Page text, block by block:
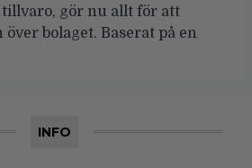
gör nu allt för att
bolaget. Baserat på en
INFO